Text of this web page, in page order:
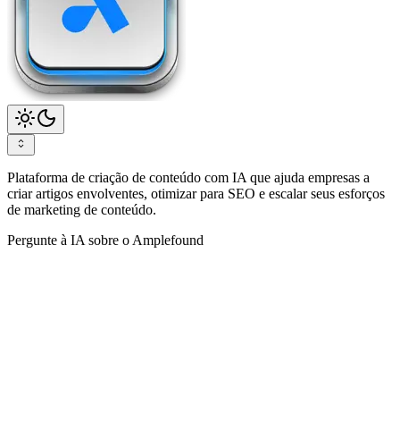
Plataforma de criação de conteúdo com IA que ajuda empresas a
criar artigos envolventes, otimizar para SEO e escalar seus esforços
de marketing de conteúdo.
Pergunte à IA sobre o Amplefound